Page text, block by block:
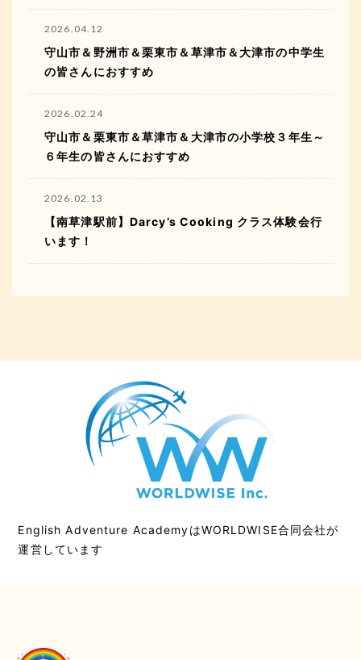
2026.04.12
守山市＆野洲市＆栗東市＆草津市＆大津市の中学生
の皆さんにおすすめ
2026.02.24
守山市＆栗東市＆草津市＆大津市の小学校３年生～
６年生の皆さんにおすすめ
2026.02.13
【南草津駅前】Darcy’s Cooking クラス体験会行
います！
English Adventure AcademyはWORLDWISE合同会社が
運営しています